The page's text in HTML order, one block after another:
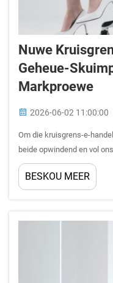
Nuwe
Geheue-
Markproewe
2026-06-02 11:00:00
Om die kruisgrens-e-
beide opwindend en vol
betroubare, lae-risiko
wil identifiseer, tree die
BESKOU MEER